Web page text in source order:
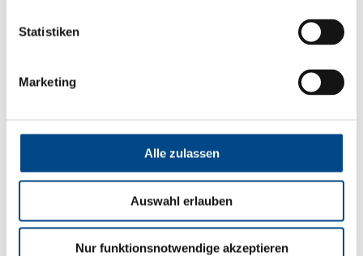
Statistiken
Marketing
Alle zulassen
Auswahl erlauben
Nur funktionsnotwendige akzeptieren
Mit dem Absenden Ihrer Daten versichern Sie, dass
Ihre Angaben wahrheitsgemäß sind. Ihre Daten
unterliegen dem Datenschutz und werden nicht an
Dritte weitergeleitet.